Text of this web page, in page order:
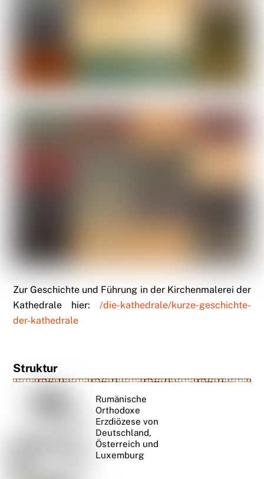
Zur Geschichte und Führung in der Kirchenmalerei der
Kathedrale hier: /die-kathedrale/kurze-geschichte-
der-kathedrale
Struktur
Rumänische
Orthodoxe
Erzdiözese von
Deutschland,
Österreich und
Luxemburg